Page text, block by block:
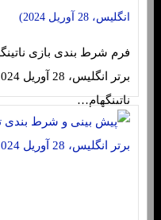
انگلیس، 28 آوریل 2024)
فرم شرط بندی بازی
ناتینگهام…